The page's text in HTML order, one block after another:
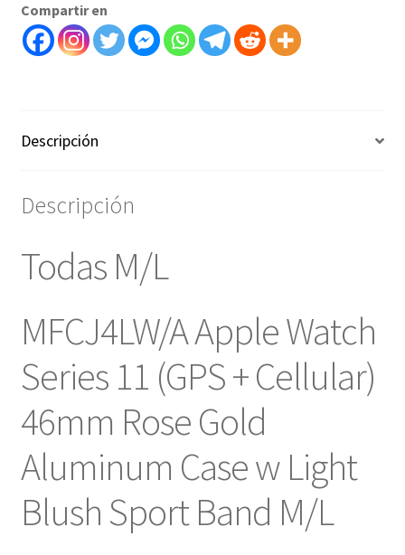
Compartir en
Descripción
Descripción
Todas M/L
MFCJ4LW/A Apple Watch
Series 11 (GPS + Cellular)
46mm Rose Gold
Aluminum Case w Light
Blush Sport Band M/L